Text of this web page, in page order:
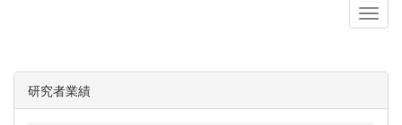
研究者業績